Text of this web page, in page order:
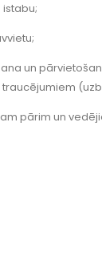
un
pārim un